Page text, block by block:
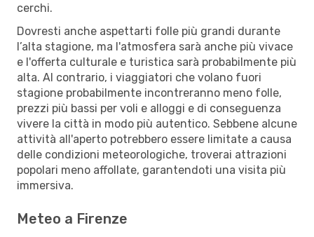
cerchi.
Dovresti anche aspettarti folle più grandi durante
l’alta stagione, ma l'atmosfera sarà anche più vivace
e l'offerta culturale e turistica sarà probabilmente più
alta. Al contrario, i viaggiatori che volano fuori
stagione probabilmente incontreranno meno folle,
prezzi più bassi per voli e alloggi e di conseguenza
vivere la città in modo più autentico. Sebbene alcune
attività all'aperto potrebbero essere limitate a causa
delle condizioni meteorologiche, troverai attrazioni
popolari meno affollate, garantendoti una visita più
immersiva.
Meteo a Firenze